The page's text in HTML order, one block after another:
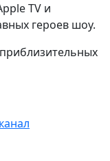
TV и
героев шоу.